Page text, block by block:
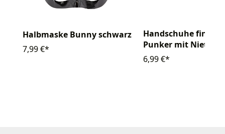
Halbmaske Bunny schwarz
7,99 €*
Handschuhe
Punker mit Nieten
6,99 €*